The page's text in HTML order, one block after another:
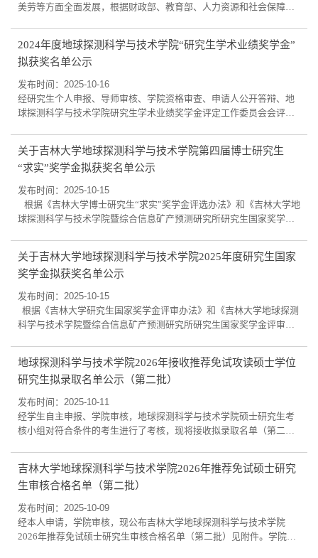
美劳等方面全面发展，根据财政部、教育部、人力资源和社会保障部
年度研究生学业奖学金评定工作。 经研究生本人申请，申报材料审
核，评审委员会评审，最终确定了拟获奖名单，现公示如下：2023级
硕士：2023622003 黄冠霖2023622012...
2024年度地球探测科学与技术学院“研究生学术业绩奖学金”
拟获奖名单公示
发布时间：2025-10-16
经研究生个人申报、导师审核、学院资格审查、申请人公开答辩、地
球探测科学与技术学院研究生学术业绩奖学金评定工作委员会会评，
鹏 刘子维 赵丹瑜 温世博王应林三等奖获得者（14名）：彭光帅 邹靖
博 李亚彬 郭振宇 李月东 王婷一 吴鹏 倪建福 吴琳琳 吕诗祺 孙睿哲 杨
旭 赵健维 姚秀安学院将上述...
关于吉林大学地球探测科学与技术学院第四届博士研究生
“求实”奖学金拟获奖名单公示
发布时间：2025-10-15
根据《吉林大学博士研究生“求实”奖学金评选办法》和《吉林大学地
球探测科学与技术学院暨综合信息矿产预测研究所研究生国家奖学金
评审，最终确定第四届博士研究生“求实”奖学金拟获奖名单。现公示
如下：博士研究生（按推荐排序）：赵丹瑜、赵竞争、张敞公示时间
为2025年10月16日至2025年10月...
关于吉林大学地球探测科学与技术学院2025年度研究生国家
奖学金拟获奖名单公示
发布时间：2025-10-15
根据《吉林大学研究生国家奖学金评审办法》和《吉林大学地球探测
科学与技术学院暨综合信息矿产预测研究所研究生国家奖学金评审细
确定2025年度研究生国家奖学金拟获奖名单。现公示如下：博士研究
生（按姓氏笔画排序）：刘星男、李月东、邹婧博、梁昊、彭光帅硕
士研究生（按姓氏笔画排序）:王应林、...
地球探测科学与技术学院2026年接收推荐免试攻读硕士学位
研究生拟录取名单公示（第二批）
发布时间：2025-10-11
经学生自主申报、学院审核，地球探测科学与技术学院硕士研究生考
核小组对符合条件的考生进行了考核，现将接收拟录取名单（第二
学与技术学院2025年10月11
吉林大学地球探测科学与技术学院2026年推荐免试硕士研究
生审核合格名单（第二批）
发布时间：2025-10-09
经本人申请，学院审核，现公布吉林大学地球探测科学与技术学院
2026年推荐免试硕士研究生审核合格名单（第二批）见附件。学院